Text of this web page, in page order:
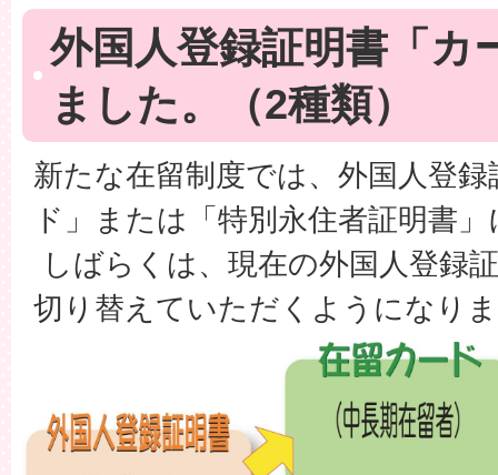
外国人登録証明書「カ
ました。（2種類）
新たな在留制度では、外国人登
ド」または「特別永住者証明書
しばらくは、現在の外国人登録
切り替えていただくようになり